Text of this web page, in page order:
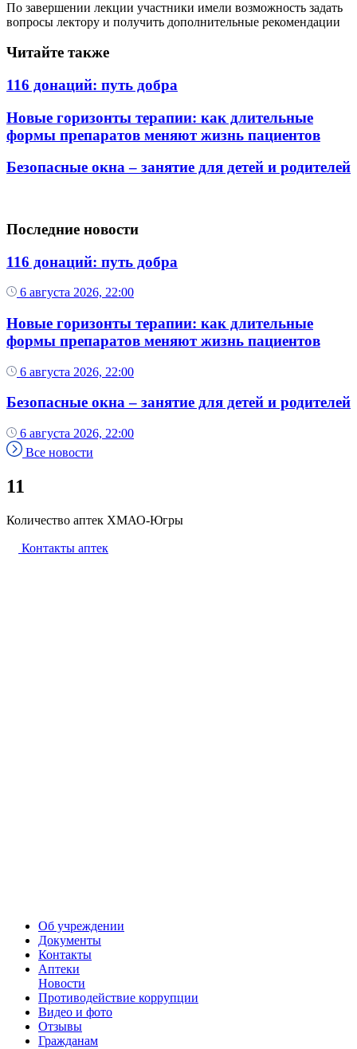
По завершении лекции участники имели возможность задать
вопросы лектору и получить дополнительные рекомендации
Читайте также
116 донаций: путь добра
Новые горизонты терапии: как длительные
формы препаратов меняют жизнь пациентов
Безопасные окна – занятие для детей и родителей
Последние новости
116 донаций: путь добра
6 августа 2026, 22:00
Новые горизонты терапии: как длительные
формы препаратов меняют жизнь пациентов
6 августа 2026, 22:00
Безопасные окна – занятие для детей и родителей
6 августа 2026, 22:00
Все новости
11
Количество аптек ХМАО-Югры
Контакты аптек
Об учреждении
Документы
Контакты
Аптеки
Новости
Противодействие коррупции
Видео и фото
Отзывы
Гражданам